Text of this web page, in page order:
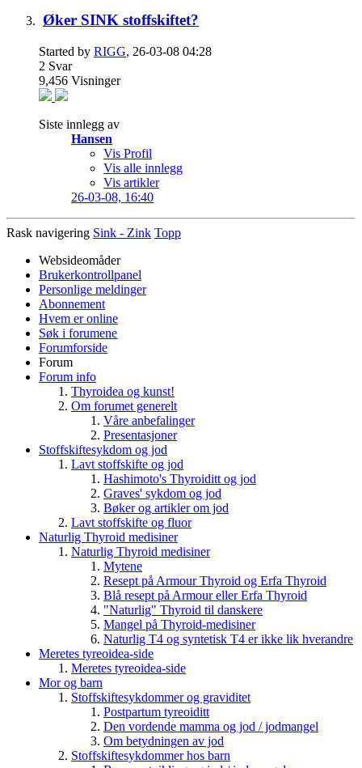
Øker SINK stoffskiftet?
Started by RIGG, 26-03-08 04:28
2 Svar
9,456 Visninger
Siste innlegg av
Hansen
Vis Profil
Vis alle innlegg
Vis artikler
26-03-08, 16:40
Rask navigering Sink - Zink Topp
Websideomåder
Brukerkontrollpanel
Personlige meldinger
Abonnement
Hvem er online
Søk i forumene
Forumforside
Forum
Forum info
Thyroidea og kunst!
Om forumet generelt
Våre anbefalinger
Presentasjoner
Stoffskiftesykdom og jod
Lavt stoffskifte og jod
Hashimoto's Thyroiditt og jod
Graves' sykdom og jod
Bøker og artikler om jod
Lavt stoffskifte og fluor
Naturlig Thyroid medisiner
Naturlig Thyroid medisiner
Mytene
Resept på Armour Thyroid og Erfa Thyroid
Blå resept på Armour eller Erfa Thyroid
"Naturlig" Thyroid til danskere
Mangel på Thyroid-medisiner
Naturlig T4 og syntetisk T4 er ikke lik hverandre
Meretes tyreoidea-side
Meretes tyreoidea-side
Mor og barn
Stoffskiftesykdommer og graviditet
Postpartum tyreoiditt
Den vordende mamma og jod / jodmangel
Om betydningen av jod
Stoffskiftesykdommer hos barn